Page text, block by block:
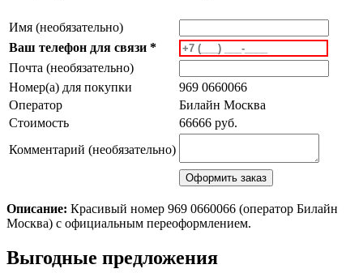
Имя (необязательно)
Ваш телефон для связи *
Почта (необязательно)
Номер(а) для покупки
969 0660066
Оператор
Билайн Москва
Стоимость
66666 руб.
Комментарий (необязательно)
Описание: Красивый номер 969 0660066 (оператор Билайн
Москва) с официальным переоформлением.
Scroll
Up
Выгодные предложения